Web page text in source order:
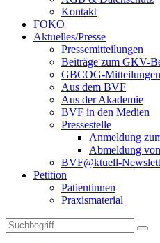
Kontakt
FOKO
Aktuelles/Presse
Pressemitteilungen
Beiträge zum GKV-
GBCOG-Mitteilungen
Aus dem BVF
Aus der Akademie
BVF in den Medien
Pressestelle
Anmeldung
Abmeldung
BVF@ktuell-
Petition
Patientinnen
Praxismaterial